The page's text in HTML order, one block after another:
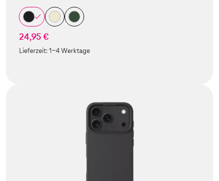
24,95 €
Lieferzeit:1-4 Werktage